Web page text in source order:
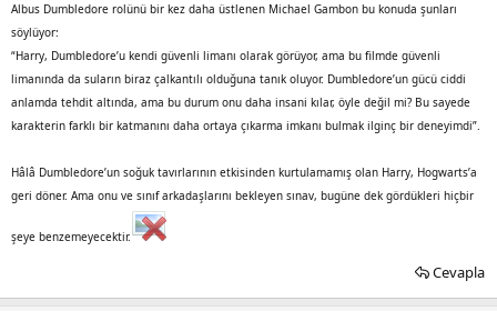
Albus Dumbledore rolünü bir kez daha üstlenen Michael Gambon bu konuda şunları
söylüyor:
“Harry, Dumbledore’u kendi güvenli limanı olarak görüyor, ama bu filmde güvenli
limanında da suların biraz çalkantılı olduğuna tanık oluyor. Dumbledore’un gücü ciddi
anlamda tehdit altında, ama bu durum onu daha insani kılar, öyle değil mi? Bu sayede
karakterin farklı bir katmanını daha ortaya çıkarma imkanı bulmak ilginç bir deneyimdi”.
Hâlâ Dumbledore’un soğuk tavırlarının etkisinden kurtulamamış olan Harry, Hogwarts’a
geri döner. Ama onu ve sınıf arkadaşlarını bekleyen sınav, bugüne dek gördükleri hiçbir
şeye benzemeyecektir.
Cevapla